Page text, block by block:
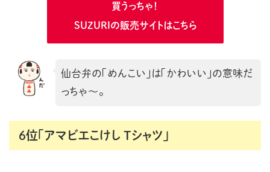
買うっちゃ！
SUZURIの販売サイトはこちら
仙台弁の「めんこい」は「かわいい」の意味だ
っちゃ〜。
6位「アマビエこけし Tシャツ」